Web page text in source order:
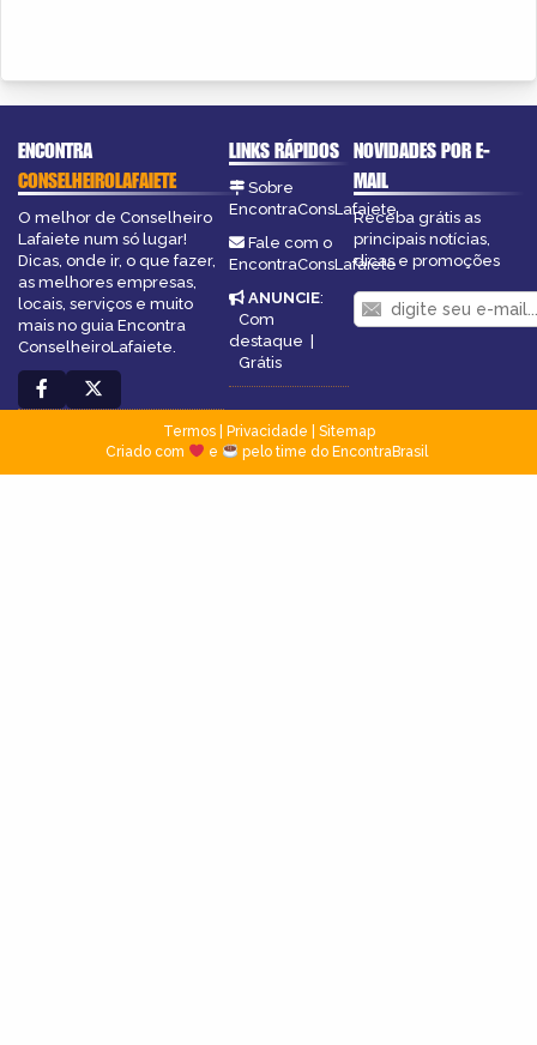
ENCONTRA
CONSELHEIROLAFAIETE
O melhor de Conselheiro
Lafaiete num só lugar!
Dicas, onde ir, o que fazer,
as melhores empresas,
locais, serviços e muito
mais no guia Encontra
ConselheiroLafaiete.
LINKS RÁPIDOS
Sobre
EncontraConsLafaiete
Fale com o
EncontraConsLafaiete
ANUNCIE:
Com
destaque |
Grátis
NOVIDADES POR E-
MAIL
Receba grátis as
principais notícias,
dicas e promoções
Termos| Privacidade
Sitemap
Criado com
e pelo time do EncontraBrasil